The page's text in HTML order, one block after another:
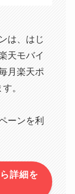
は、はじ
天モバイ
月楽天ポ
。
ーンを利
詳細を